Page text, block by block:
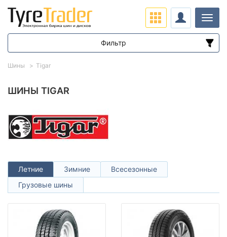
ШИНЫ TIGAR
Летние Зимние
Всесезонные
Грузовые шины
Шины Tigar
Фильтр
Диапазон цен
Подбор по параметрам
Сезон